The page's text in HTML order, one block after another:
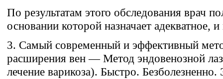
По результатам этого обследования врач
основании которой назначает адекватное,
3. Самый современный и эффективный
расширения вен — Метод эндовенозной
лечение варикоза). Быстро.